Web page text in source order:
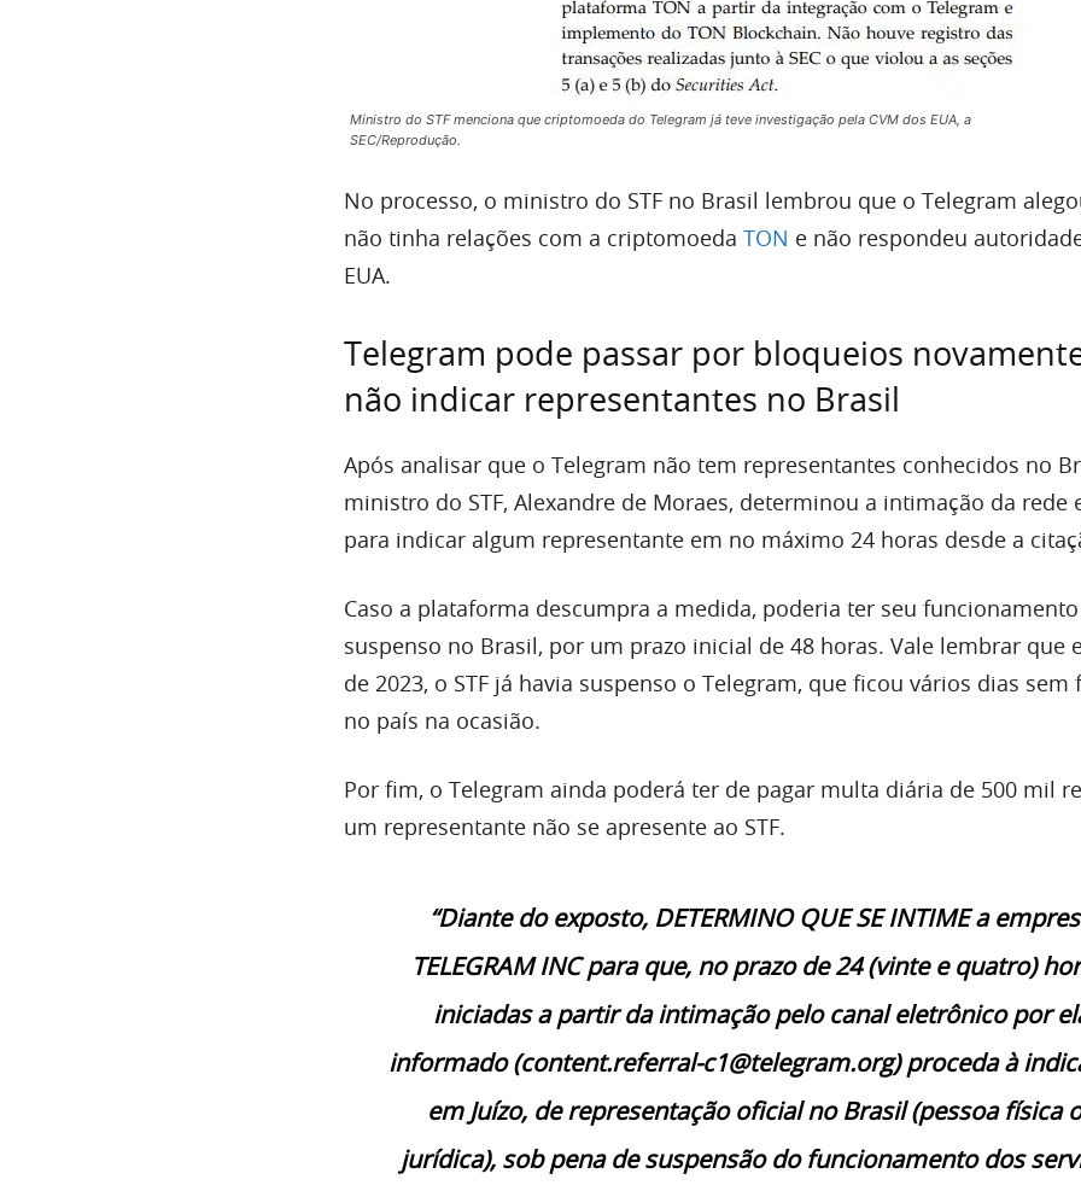
Ministro do STF menciona que criptomoeda do Telegram já teve investigação pela CVM dos EUA, a
SEC/Reprodução.
No processo, o ministro do STF no Brasil lembrou que o Telegram
não tinha relações com a criptomoeda TON e não respondeu
EUA.
Telegram pode passar por bloqueios
não indicar representantes no Brasil
Após analisar que o Telegram não tem representantes conhecidos no
ministro do STF, Alexandre de Moraes, determinou a intimação da rede
para indicar algum representante em no máximo 24 horas desde a
Caso a plataforma descumpra a medida, poderia ter seu funcionamento
suspenso no Brasil, por um prazo inicial de 48 horas. Vale lembrar que
de 2023, o STF já havia suspenso o Telegram, que ficou vários dias sem
no país na ocasião.
Por fim, o Telegram ainda poderá ter de pagar multa diária de 500 mil
um representante não se apresente ao STF.
“Diante do exposto, DETERMINO QUE SE INTIME a
TELEGRAM INC para que, no prazo de 24 (vinte e quatro)
iniciadas a partir da intimação pelo canal eletrônico por
informado (content.referral-c1@telegram.org) proceda à
em Juízo, de representação oficial no Brasil (pessoa física
jurídica), sob pena de suspensão do funcionamento dos